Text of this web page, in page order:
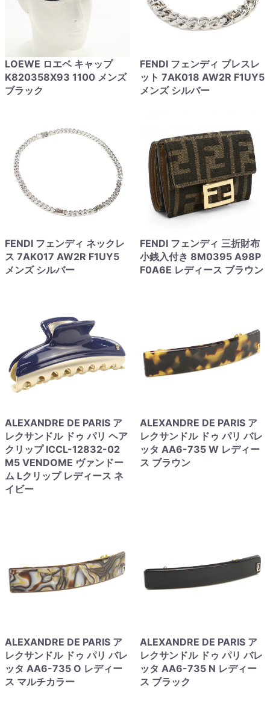
LOEWE ロエベ キャップ
K820358X93 1100 メンズ
ブラック
FENDI フェンディ ブレスレ
ット 7AK018 AW2R F1UY5
メンズ シルバー
FENDI フェンディ ネックレ
ス 7AK017 AW2R F1UY5
メンズ シルバー
FENDI フェンディ 三折財布
小銭入付き 8M0395 A98P
F0A6E レディース ブラウン
ALEXANDRE DE PARIS ア
レクサンドル ドゥ パリ ヘア
クリップ ICCL-12832-02
M5 VENDOME ヴァンドー
ム Lクリップ レディース ネ
イビー
ALEXANDRE DE PARIS ア
レクサンドル ドゥ パリ バレ
ッタ AA6-735 W レディー
ス ブラウン
ALEXANDRE DE PARIS ア
レクサンドル ドゥ パリ バレ
ッタ AA6-735 O レディー
ス マルチカラー
ALEXANDRE DE PARIS ア
レクサンドル ドゥ パリ バレ
ッタ AA6-735 N レディー
ス ブラック